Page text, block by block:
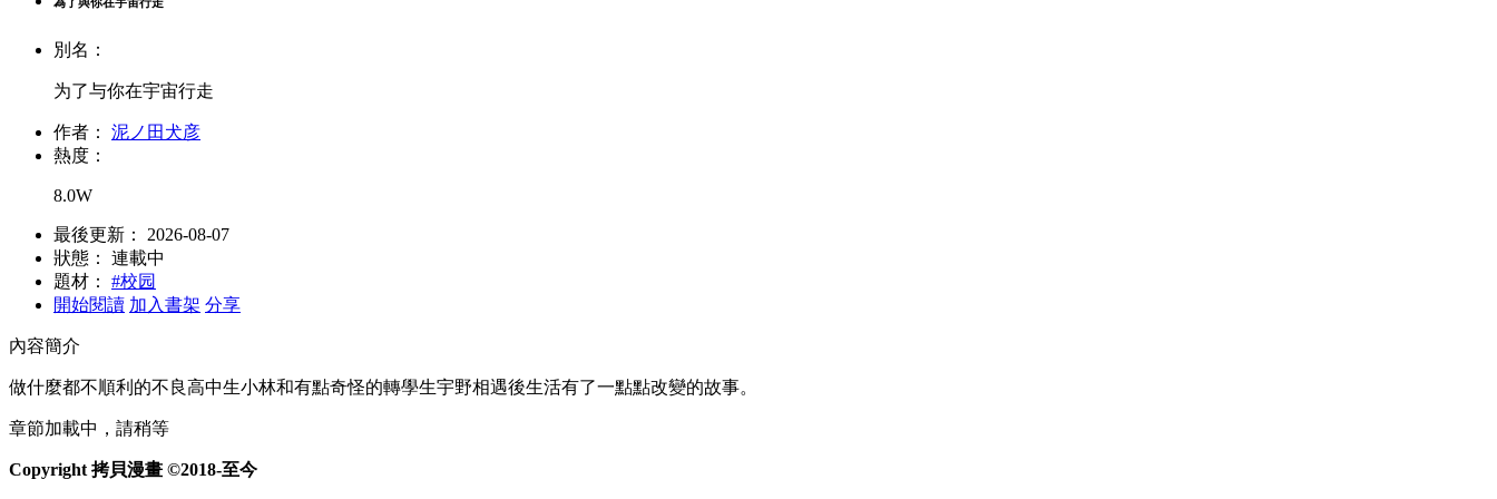
別名：
为了与你在宇宙行走
作者：
泥ノ田犬彦
熱度：
8.0W
最後更新：
2026-08-07
狀態：
連載中
題材：
#校园
開始閱讀 加入書架 分享
內容簡介
做什麼都不順利的不良高中生小林和有點奇怪的轉學生宇野相遇後生活有了一點點改變的故事。
章節加載中，請稍等
Copyright 拷貝漫畫 ©2018-至今